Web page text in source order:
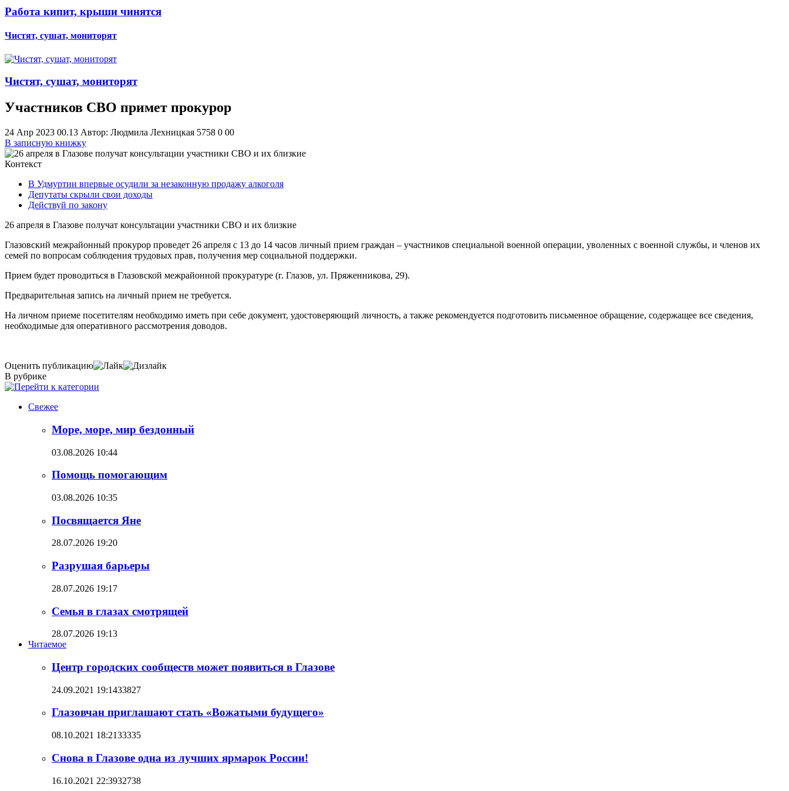
Работа кипит, крыши чинятся
Чистят, сушат, мониторят
Чистят, сушат, мониторят
Участников СВО примет прокурор
24 Апр 2023 00.13 Автор: Людмила Лехницкая 5758 0 00
В записную книжку
Контекст
В Удмуртии впервые осудили за незаконную продажу алкоголя
Депутаты скрыли свои доходы
Действуй по закону
26 апреля в Глазове получат консультации участники СВО и их близкие
Глазовский межрайонный прокурор проведет 26 апреля с 13 до 14 часов личный прием граждан – участников специальной военной операции, уволенных с военной службы, и членов их
семей по вопросам соблюдения трудовых прав, получения мер социальной поддержки.
Прием будет проводиться в Глазовской межрайонной прокуратуре (г. Глазов, ул. Пряженникова, 29).
Предварительная запись на личный прием не требуется.
На личном приеме посетителям необходимо иметь при себе документ, удостоверяющий личность, а также рекомендуется подготовить письменное обращение, содержащее все сведения,
необходимые для оперативного рассмотрения доводов.
Оценить публикацию
В рубрике
Свежее
Море, море, мир бездонный
03.08.2026 10:44
Помощь помогающим
03.08.2026 10:35
Посвящается Яне
28.07.2026 19:20
Разрушая барьеры
28.07.2026 19:17
Семья в глазах смотрящей
28.07.2026 19:13
Читаемое
Центр городских сообществ может появиться в Глазове
24.09.2021 19:1433827
Глазовчан приглашают стать «Вожатыми будущего»
08.10.2021 18:2133335
Снова в Глазове одна из лучших ярмарок России!
16.10.2021 22:3932738